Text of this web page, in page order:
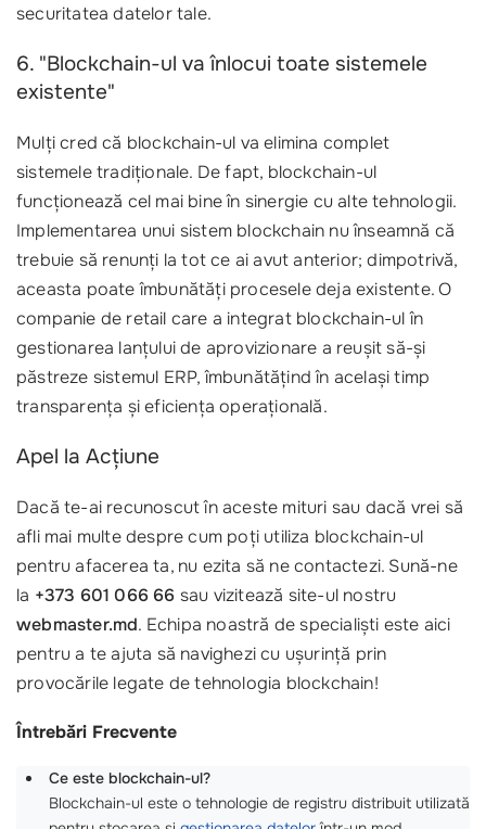
securitatea datelor tale.
6. "Blockchain-ul va înlocui toate sistemele
existente"
Mulți cred că blockchain-ul va elimina complet
sistemele tradiționale. De fapt, blockchain-ul
funcționează cel mai bine în sinergie cu alte tehnologii.
Implementarea unui sistem blockchain nu înseamnă că
trebuie să renunți la tot ce ai avut anterior; dimpotrivă,
aceasta poate îmbunătăți procesele deja existente. O
companie de retail care a integrat blockchain-ul în
gestionarea lanțului de aprovizionare a reușit să-și
păstreze sistemul ERP, îmbunătățind în același timp
transparența și eficiența operațională.
Apel la Acțiune
Dacă te-ai recunoscut în aceste mituri sau dacă vrei să
afli mai multe despre cum poți utiliza blockchain-ul
pentru afacerea ta, nu ezita să ne contactezi. Sună-ne
la +373 601 066 66 sau vizitează site-ul nostru
webmaster.md. Echipa noastră de specialiști este aici
pentru a te ajuta să navighezi cu ușurință prin
provocările legate de tehnologia blockchain!
Întrebări Frecvente
Ce este blockchain-ul?
Blockchain-ul este o tehnologie de registru distribuit utilizată